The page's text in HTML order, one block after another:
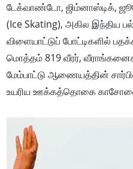
டேக்வாண்டோ, ஜிம்னாஸ்டிக்,
(Ice Skating), அகில இந்திய
விளையாட்டுப் போட்டிகளில்
மொத்தம் 819 வீரர்,
மேம்பாட்டு ஆணையத்தின்
உயரிய ஊக்கத்தொகை